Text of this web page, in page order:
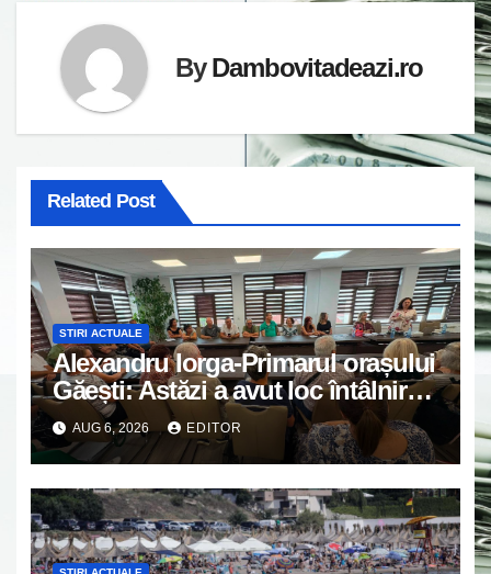
ByDambovitadeazi.ro
Related Post
STIRI ACTUALE
Alexandru Iorga-Primarul orașului
Găești: Astăzi a avut loc întâlnirea
de lucru cu reprezentanții
asociațiilor de proprietari din
Găești.
AUG 6, 2026 EDITOR